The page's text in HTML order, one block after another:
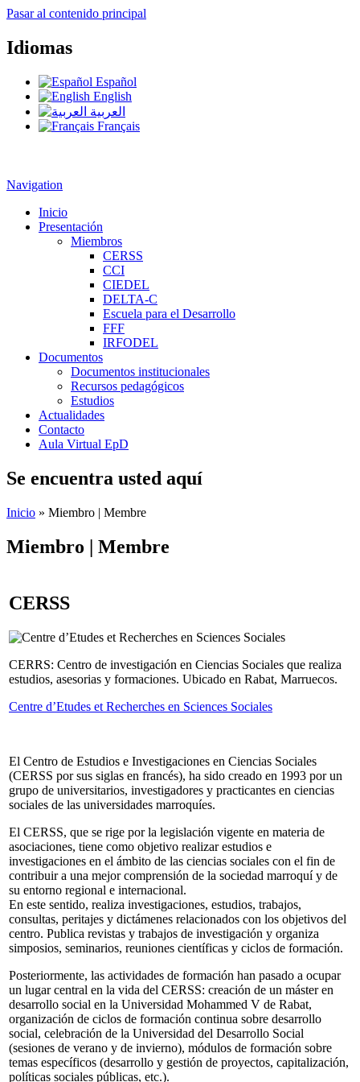
Pasar al contenido principal
Idiomas
Español
English
العربية
Français
Navigation
Inicio
Presentación
Miembros
CERSS
CCI
CIEDEL
DELTA-C
Escuela para el Desarrollo
FFF
IRFODEL
Documentos
Documentos institucionales
Recursos pedagógicos
Estudios
Actualidades
Contacto
Aula Virtual EpD
Se encuentra usted aquí
Inicio » Miembro | Membre
Miembro | Membre
CERSS
CERRS: Centro de investigación en Ciencias Sociales que realiza
estudios, asesorias y formaciones. Ubicado en Rabat, Marruecos.
Centre d’Etudes et Recherches en Sciences Sociales
El Centro de Estudios e Investigaciones en Ciencias Sociales
(CERSS por sus siglas en francés), ha sido creado en 1993 por un
grupo de universitarios, investigadores y practicantes en ciencias
sociales de las universidades marroquíes.
El CERSS, que se rige por la legislación vigente en materia de
asociaciones, tiene como objetivo realizar estudios e
investigaciones en el ámbito de las ciencias sociales con el fin de
contribuir a una mejor comprensión de la sociedad marroquí y de
su entorno regional e internacional.
En este sentido, realiza investigaciones, estudios, trabajos,
consultas, peritajes y dictámenes relacionados con los objetivos del
centro. Publica revistas y trabajos de investigación y organiza
simposios, seminarios, reuniones científicas y ciclos de formación.
Posteriormente, las actividades de formación han pasado a ocupar
un lugar central en la vida del CERSS: creación de un máster en
desarrollo social en la Universidad Mohammed V de Rabat,
organización de ciclos de formación continua sobre desarrollo
social, celebración de la Universidad del Desarrollo Social
(sesiones de verano y de invierno), módulos de formación sobre
temas específicos (desarrollo y gestión de proyectos, capitalización,
políticas sociales públicas, etc.).